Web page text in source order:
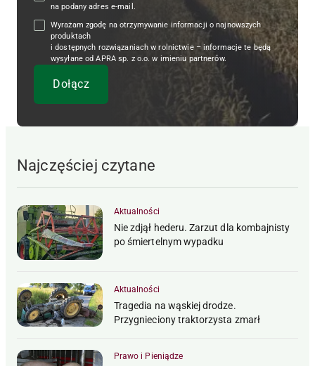
na podany adres e-mail.
Wyrażam zgodę na otrzymywanie informacji o najnowszych
produktach
i dostępnych rozwiązaniach w rolnictwie – informacje te będą
wysyłane od APRA sp. z o.o. w imieniu partnerów.
Najczęściej czytane
Aktualności
Nie zdjął hederu. Zarzut dla kombajnisty
po śmiertelnym wypadku
Aktualności
Tragedia na wąskiej drodze.
Przygnieciony traktorzysta zmarł
Prawo i Pieniądze